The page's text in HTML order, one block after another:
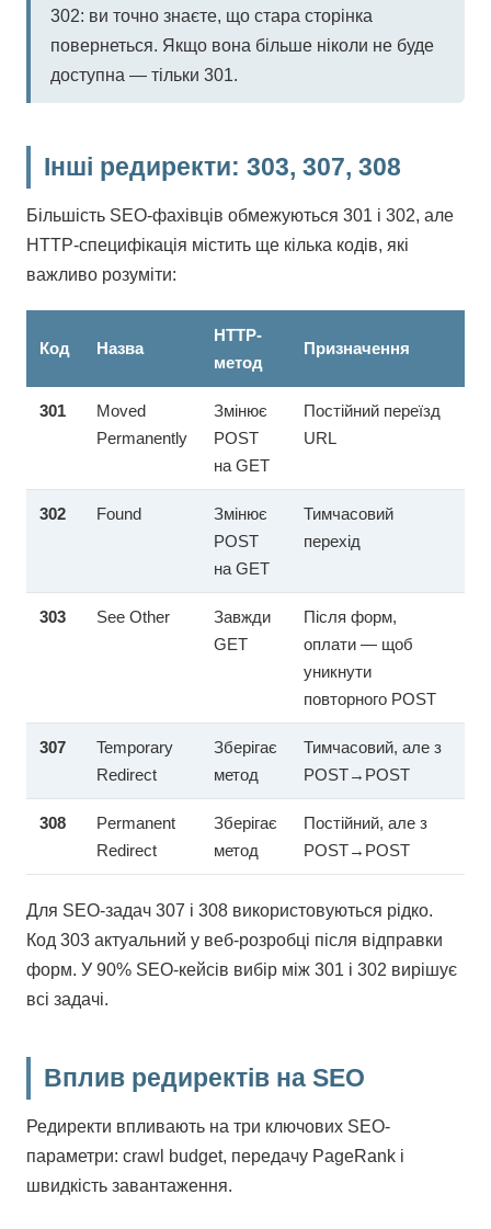
302: ви точно знаєте, що стара сторінка
повернеться. Якщо вона більше ніколи не буде
доступна — тільки 301.
Інші редиректи: 303, 307, 308
Більшість SEO-фахівців обмежуються 301 і 302, але
HTTP-специфікація містить ще кілька кодів, які
важливо розуміти:
Код Назва
HTTP-
метод
Призначення
301
Moved
Permanently
Змінює
POST
на GET
Постійний переїзд
URL
302 Found
Змінює
POST
на GET
Тимчасовий
перехід
303 See Other
Завжди
GET
Після форм,
оплати — щоб
уникнути
повторного POST
307
Temporary
Redirect
Зберігає
метод
Тимчасовий, але з
POST→POST
308
Permanent
Redirect
Зберігає
метод
Постійний, але з
POST→POST
Для SEO-задач 307 і 308 використовуються рідко.
Код 303 актуальний у веб-розробці після відправки
форм. У 90% SEO-кейсів вибір між 301 і 302 вирішує
всі задачі.
Вплив редиректів на SEO
Редиректи впливають на три ключових SEO-
параметри: crawl budget, передачу PageRank і
швидкість завантаження.